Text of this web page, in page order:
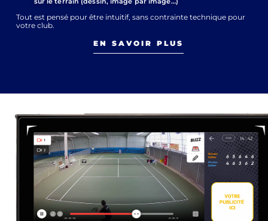
Tout est pensé pour être intuitif, sans contrainte technique pour
votre club.
EN SAVOIR PLUS